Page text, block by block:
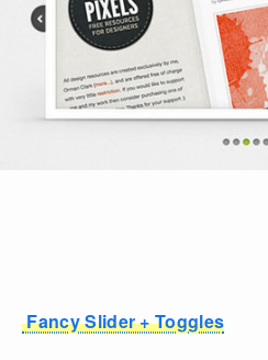
Fancy Slider + Toggles